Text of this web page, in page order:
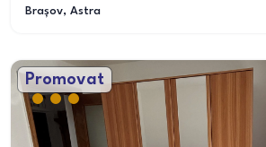
Brașov, Astra
Promovat